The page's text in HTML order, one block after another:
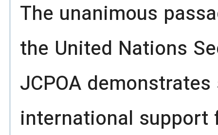
The unanimous
the United Nations
JCPOA
international support